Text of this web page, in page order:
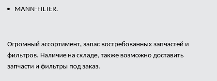
MANN-FILTER.
Огромный ассортимент, запас востребованных запчастей и
фильтров. Наличие на складе, также возможно доставить
запчасти и фильтры под заказ.